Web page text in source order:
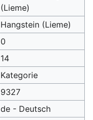
(Lieme)
Hangstein (Lieme)
0
14
Kategorie
9327
de - Deutsch